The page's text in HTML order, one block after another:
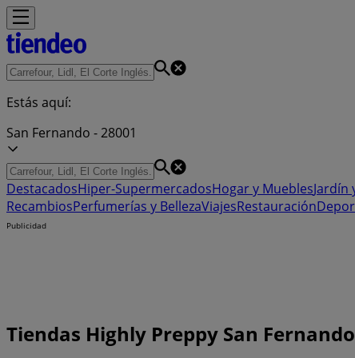
Estás aquí:
San Fernando - 28001
DestacadosHiper-SupermercadosHogar y MueblesJardín
RecambiosPerfumerías y BellezaViajesRestauración
Publicidad
Tiendas Highly Preppy San